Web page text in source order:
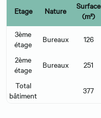
Etage Nature
Surface
(m²)
3ème
étage
Bureaux 126
2ème
étage
Bureaux 251
Total
bâtiment
377